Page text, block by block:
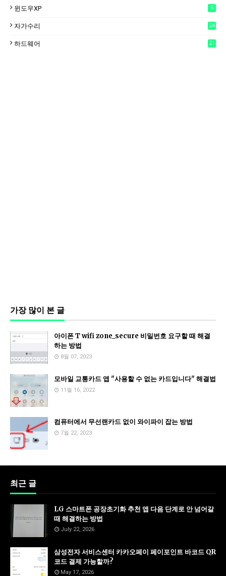
윈도우XP 5
자가수리 24
하드웨어 21
가장 많이 본 글
아이폰 T wifi zone_secure 비밀번호 요구할 때 해결
하는 방법
8월 07, 2023
모바일 교통카드 앱 "사용할 수 없는 카드입니다" 해결법
11월 16, 2022
컴퓨터에서 무선랜카드 없이 와이파이 잡는 방법
7월 22, 2023
최근 글
LG 스마트폰 공장초기화 추천 앱 다음 단계로 안 넘어갈
때 해결하는 방법
July 22, 2026
삼성전자 서비스센터 카카오페이 페이포인트 바코드 QR
코드 결제 가능할까?
May 17, 2026